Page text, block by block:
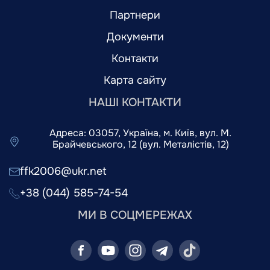
Партнери
Документи
Контакти
Карта сайту
НАШІ КОНТАКТИ
Адреса: 03057, Україна, м. Київ, вул. М.
Брайчевського, 12 (вул. Металістів, 12)
ffk2006@ukr.net
+38 (044) 585-74-54
МИ В СОЦМЕРЕЖАХ